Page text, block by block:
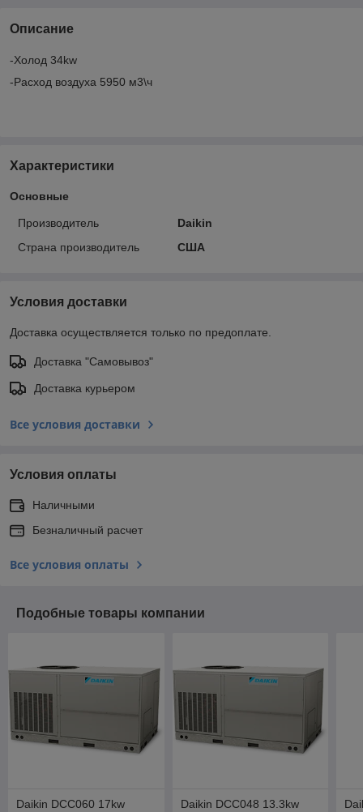
Описание
-Холод 34kw
-Расход воздуха 5950 м3\ч
Характеристики
Основные
Производитель
Daikin
Страна производитель
США
Условия доставки
Доставка осуществляется только по предоплате.
Доставка "Самовывоз"
Доставка курьером
Все условия доставки
Условия оплаты
Наличными
Безналичный расчет
Все условия оплаты
Подобные товары компании
Daikin DCC060 17kw Daikin DCC048 13.3kw